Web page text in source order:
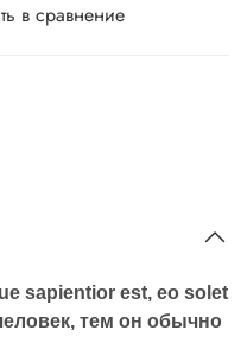
в сравнение
sapientior est, eo solet
тем он обычно